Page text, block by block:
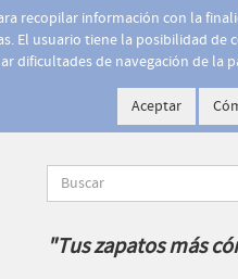
recopilar información con la
El usuario tiene la posibilidad
dificultades de navegación de la
Aceptar
"Tus zapatos más